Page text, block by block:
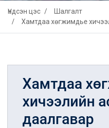
Үндсэн цэс
Шалгалт
Хамтдаа хөгжимдье
Хамтдаа
хичээлийн
даалгавар